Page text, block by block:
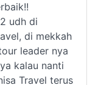
udh di
di mekkah
leader nya
kalau nanti
Travel terus